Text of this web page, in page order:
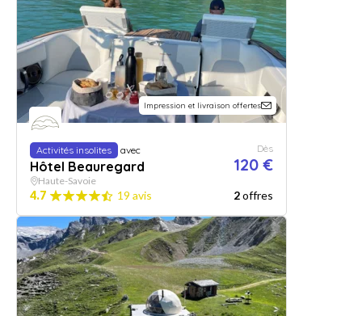
Impression et livraison offertes
Activités insolites avec
Hôtel Beauregard
Dès
120 €
Haute-Savoie
4.7 19 avis 2offres